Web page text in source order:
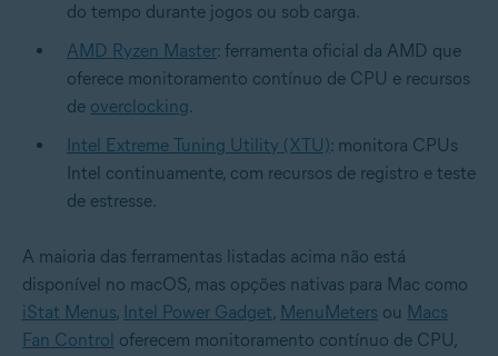
do tempo durante jogos ou sob carga.
AMD Ryzen Master: ferramenta oficial da AMD que
oferece monitoramento contínuo de CPU e recursos
de overclocking.
Intel Extreme Tuning Utility (XTU): monitora CPUs
Intel continuamente, com recursos de registro e teste
de estresse.
A maioria das ferramentas listadas acima não está
disponível no macOS, mas opções nativas para Mac como
iStat Menus, Intel Power Gadget, MenuMeters ou Macs
Fan Control oferecem monitoramento contínuo de CPU,